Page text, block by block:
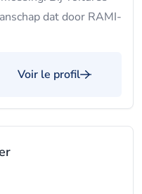
dat door RAMI-
Voir le profil